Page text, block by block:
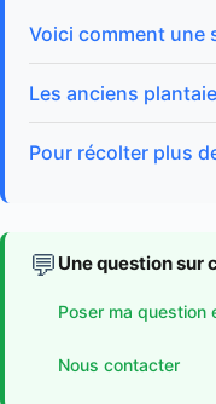
Voici comment une
Les anciens
Pour récolter plus
💬 Une question sur
Poser ma question
Nous contacter